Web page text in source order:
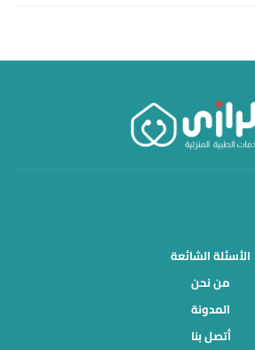
الأسئلة الشائعة
من نحن
المدونة
أتصل بنا